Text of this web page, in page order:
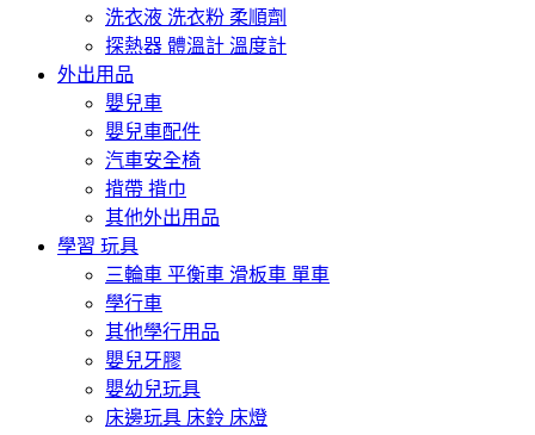
洗衣液 洗衣粉 柔順劑
探熱器 體溫計 溫度計
外出用品
嬰兒車
嬰兒車配件
汽車安全椅
揹帶 揹巾
其他外出用品
學習 玩具
三輪車 平衡車 滑板車 單車
學行車
其他學行用品
嬰兒牙膠
嬰幼兒玩具
床邊玩具 床鈴 床燈